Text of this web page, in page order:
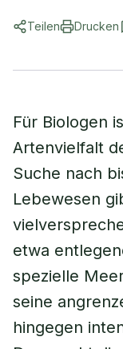
Teilen Drucken
Für Biologen
Artenvielfalt
Suche nach
Lebewesen
etwa
spezielle
seine
hingegen